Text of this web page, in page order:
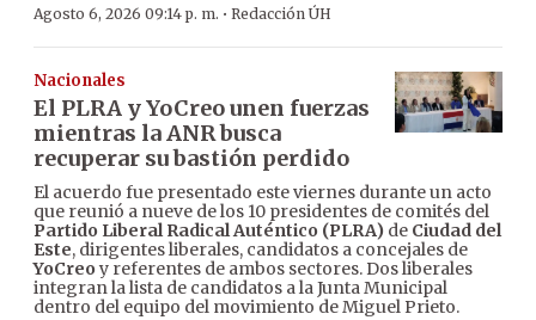
Agosto 6, 2026 09:14 p. m. · Redacción ÚH
Nacionales
El PLRA y YoCreo unen fuerzas
mientras la ANR busca
recuperar su bastión perdido
El acuerdo fue presentado este viernes durante un acto
que reunió a nueve de los 10 presidentes de comités del
Partido Liberal Radical Auténtico (PLRA) de Ciudad del
Este, dirigentes liberales, candidatos a concejales de
YoCreo y referentes de ambos sectores. Dos liberales
integran la lista de candidatos a la Junta Municipal
dentro del equipo del movimiento de Miguel Prieto.